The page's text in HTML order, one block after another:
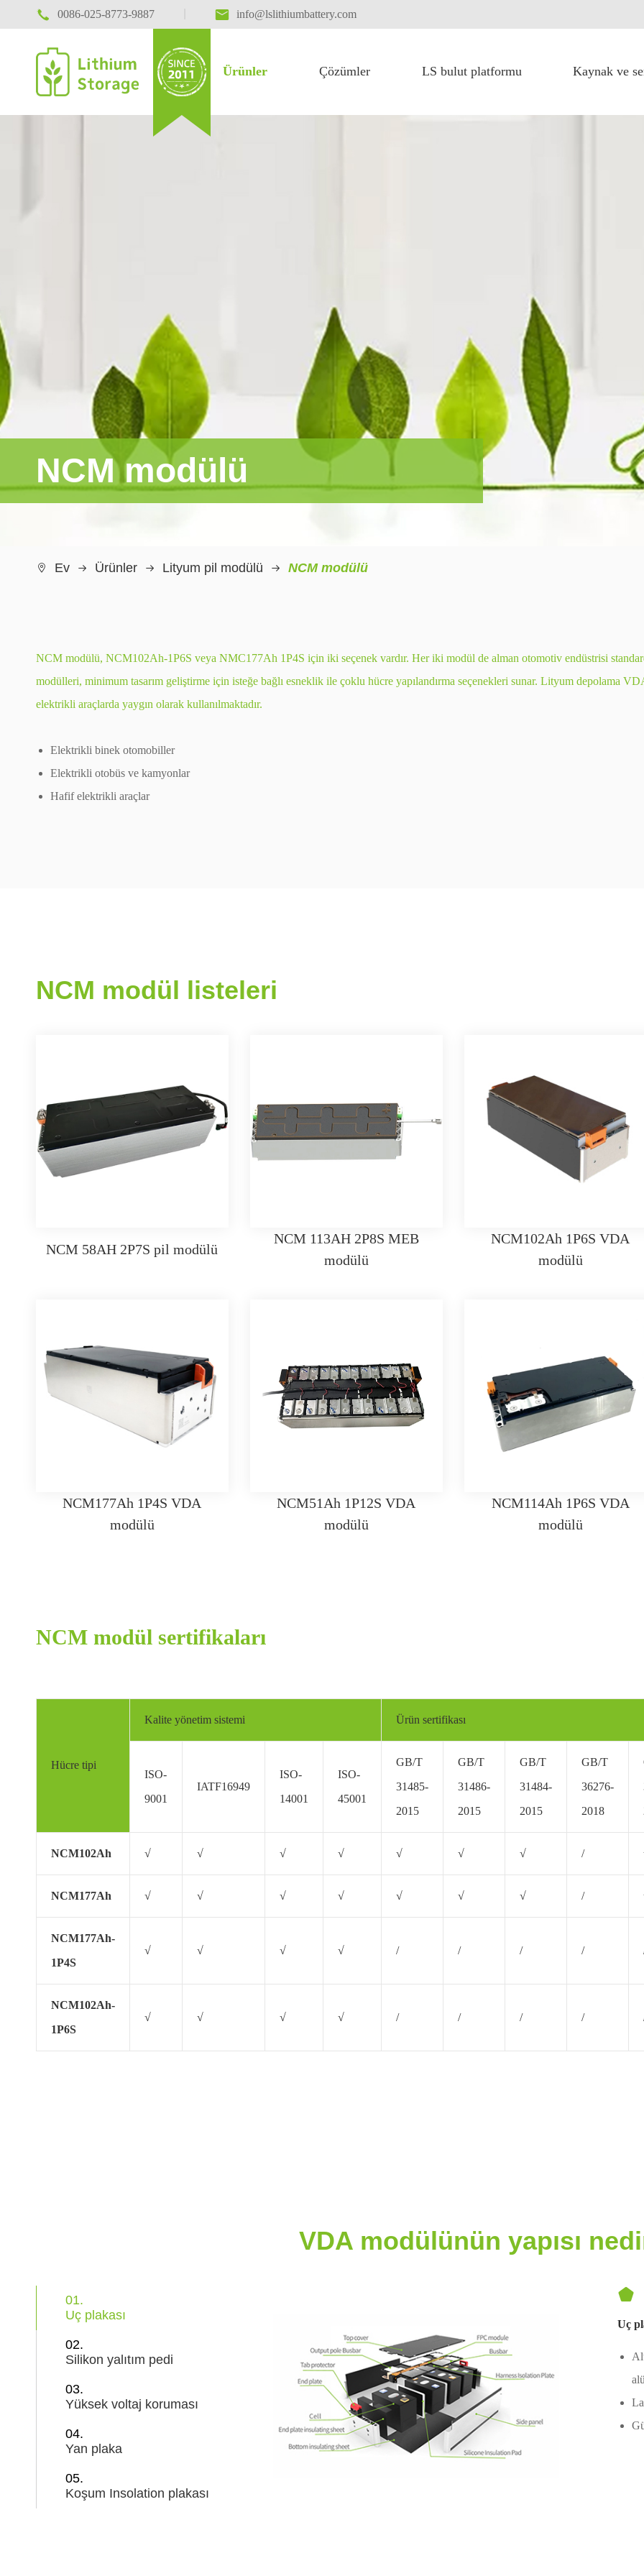
 0086-025-8773-9887  info@lslithiumbattery.com
Ürünler Çözümler LS bulut platformu Kaynak ve
NCM modülü
 Ev Ürünler Lityum pil modülü NCM modülü
NCM modülü, NCM102Ah-1P6S veya NMC177Ah 1P4S için iki seçenek vardır. Her iki modül de alman otomotiv endüstrisi
modülleri, minimum tasarım geliştirme için isteğe bağlı esneklik ile çoklu hücre yapılandırma seçenekleri sunar. Lityum depolama
elektrikli araçlarda yaygın olarak kullanılmaktadır.
Elektrikli binek otomobiller
Elektrikli otobüs ve kamyonlar
Hafif elektrikli araçlar
NCM modül listeleri
NCM 58AH 2P7S pil modülü
NCM 113AH 2P8S MEB
modülü
NCM102Ah 1P6S VDA
modülü
NCM177Ah 1P4S VDA
modülü
NCM51Ah 1P12S VDA
modülü
NCM114Ah 1P6S VDA
modülü
NCM modül sertifikaları
Hücre tipi
Kalite yönetim sistemi Ürün sertifikası
ISO-
9001
IATF16949
ISO-
14001
ISO-
45001
GB/T
31485-
2015
GB/T
31486-
2015
GB/T
31484-
2015
GB/T
36276-
2018
NCM102Ah √ √ √ √ √ √ √ /
NCM177Ah √ √ √ √ √ √ √ /
NCM177Ah-
1P4S
√ √ √ √ / / / /
NCM102Ah-
1P6S
√ √ √ √ / / / /
VDA modülünün yapısı
01.
Uç plakası
02.
Silikon yalıtım pedi
03.
Yüksek voltaj koruması
04.
Yan plaka
05.
Koşum Insolation plakası

Uç